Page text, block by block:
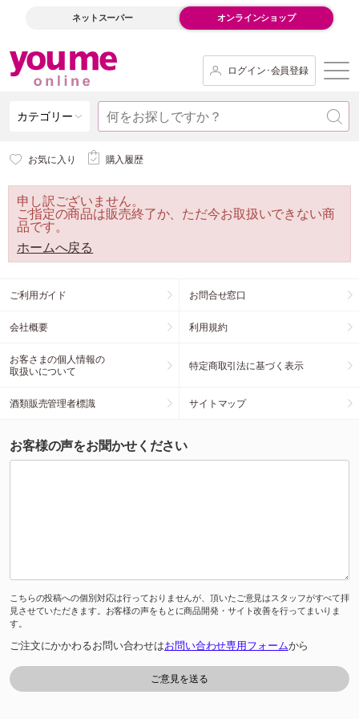
ネットスーパー オンラインショップ
ログイン･会員登録
カテゴリー
お気に入り 購入履歴
申し訳ございません。
ご指定の商品は販売終了か、ただ今お取扱いできない商
品です。
ホームへ戻る
ご利用ガイド お問合せ窓口
会社概要 利用規約
お客さまの個人情報の
取扱いについて
特定商取引法に基づく表示
酒類販売管理者標識 サイトマップ
お客様の声をお聞かせください
こちらの投稿への個別対応は行っておりませんが、頂いたご意見はスタッフがすべて拝
見させていただきます。お客様の声をもとに商品開発・サイト改善を行ってまいりま
す。
ご注文にかかわるお問い合わせはお問い合わせ専用フォームから